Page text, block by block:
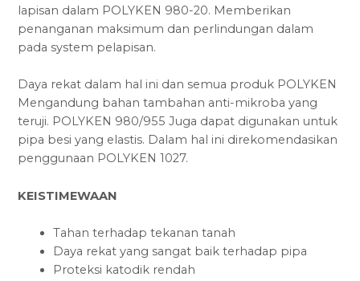
lapisan dalam POLYKEN 980-20. Memberikan
penanganan maksimum dan perlindungan dalam
pada system pelapisan.
Daya rekat dalam hal ini dan semua produk POLYKEN
Mengandung bahan tambahan anti-mikroba yang
teruji. POLYKEN 980/955 Juga dapat digunakan untuk
pipa besi yang elastis. Dalam hal ini direkomendasikan
penggunaan POLYKEN 1027.
KEISTIMEWAAN
Tahan terhadap tekanan tanah
Daya rekat yang sangat baik terhadap pipa
Proteksi katodik rendah